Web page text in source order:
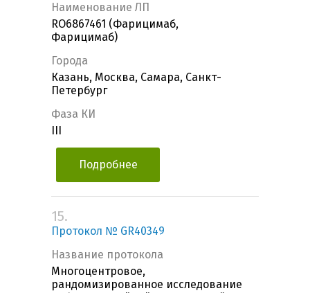
Наименование ЛП
RO6867461 (Фарицимаб,
Фарицимаб)
Города
Казань, Москва, Самара, Санкт-
Петербург
Фаза КИ
Подробнее
15.
Протокол № GR40349
Название протокола
Многоцентровое,
рандомизированное исследование